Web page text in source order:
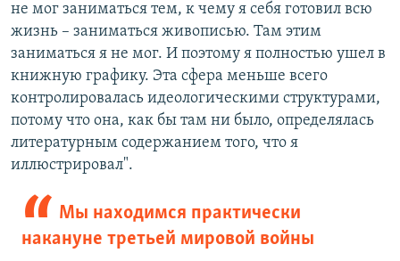
не мог заниматься тем, к чему я себя готовил всю
жизнь – заниматься живописью. Там этим
заниматься я не мог. И поэтому я полностью ушел в
книжную графику. Эта сфера меньше всего
контролировалась идеологическими структурами,
потому что она, как бы там ни было, определялась
литературным содержанием того, что я
иллюстрировал".
Мы находимся практически
накануне третьей мировой войны